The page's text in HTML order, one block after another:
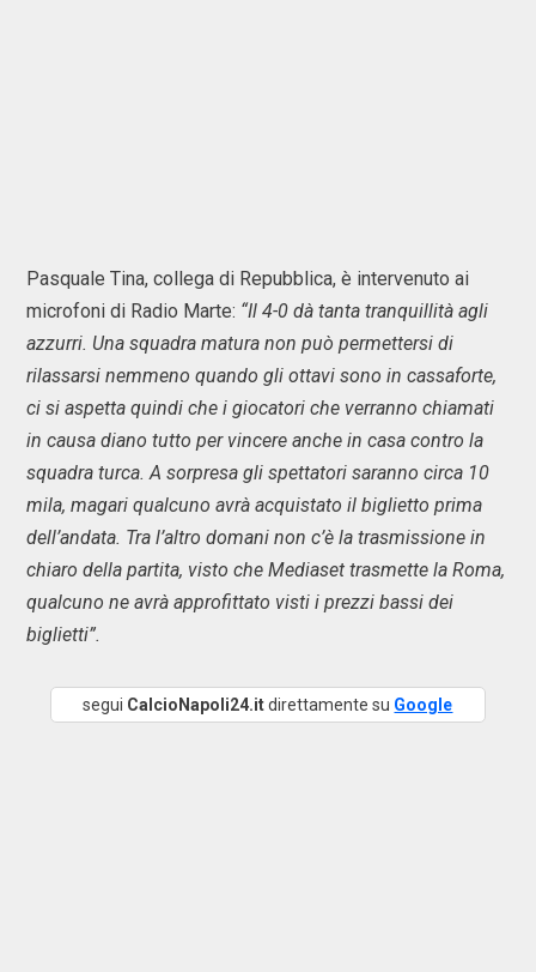
Pasquale Tina, collega di Repubblica, è intervenuto ai
microfoni di Radio Marte: “Il 4-0 dà tanta tranquillità agli
azzurri. Una squadra matura non può permettersi di
rilassarsi nemmeno quando gli ottavi sono in cassaforte,
ci si aspetta quindi che i giocatori che verranno chiamati
in causa diano tutto per vincere anche in casa contro la
squadra turca. A sorpresa gli spettatori saranno circa 10
mila, magari qualcuno avrà acquistato il biglietto prima
dell’andata. Tra l’altro domani non c’è la trasmissione in
chiaro della partita, visto che Mediaset trasmette la Roma,
qualcuno ne avrà approfittato visti i prezzi bassi dei
biglietti”.
segui CalcioNapoli24.itdirettamente su Google